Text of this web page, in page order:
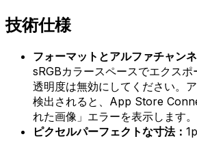
技術仕様
フォーマットとアルファチャンネ
sRGBカラースペースでエクスポ
透明度は無効にしてください。
検出されると、App Store
れた画像」エラーを表示します。
ピクセルパーフェクトな寸法：